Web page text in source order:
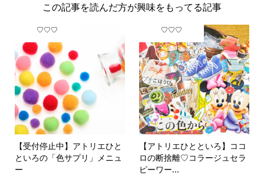
この記事を読んだ方が興味をもってる記事
♡♡♡
【受付停止中】アトリエひと
といろの「色サプリ」メニュ
ー
♡♡♡
【アトリエひとといろ】ココ
ロの断捨離♡コラージュセラ
ピーワー...